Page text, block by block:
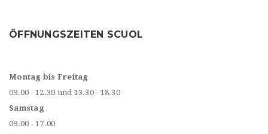
ÖFFNUNGSZEITEN SCUOL
Montag bis Freitag
09.00 - 12.30 und 13.30 - 18.30
Samstag
09.00 - 17.00